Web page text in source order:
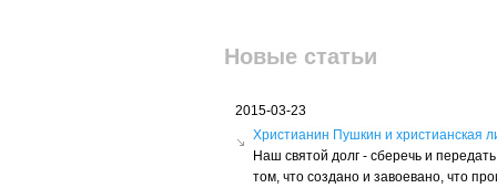
Новые статьи
2015-03-23
Христианин Пушкин и христианская
Наш святой долг - сберечь и
том, что создано и завоевано, что